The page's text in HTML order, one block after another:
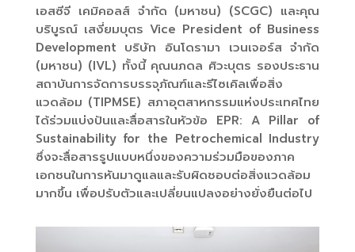
เอสซีจี เคมิคอลส์ จำกัด (มหาชน) (SCGC) และคุณ
บริบูรณ์ เสงี่ยมบุตร Vice President of Business
Development บริษัท อินโดรามา เวนเจอร์ส จำกัด
(มหาชน) (IVL) ทั้งนี้ คุณนภดล ศิวะบุตร รองประธาน
สถาบันการจัดการบรรจุภัณฑ์และรีไซเคิลเพื่อสิ่ง
แวดล้อม (TIPMSE) สภาอุตสาหกรรมแห่งประเทศไทย
ได้ร่วมแบ่งปันและสื่อสารในหัวข้อ EPR: A Pillar of
Sustainability for the Petrochemical Industry
ซึ่งจะสื่อสารรูปแบบหนึ่งของความร่วมมือของภาค
เอกชนในการหันมาดูแลและรับผิดชอบต่อสิ่งแวดล้อม
มากขึ้น เพื่อปรับตัวและเปลี่ยนแปลงอย่างยั่งยืนต่อไป